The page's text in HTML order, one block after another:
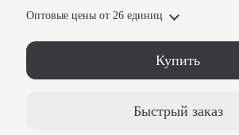
Оптовые цены от 26 единиц
Купить
Быстрый заказ